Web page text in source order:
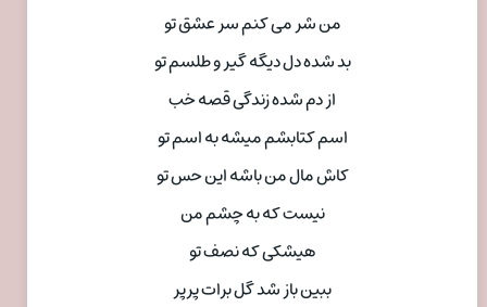
من شر می کنم سر عشق تو
بد شده دل دیگه گیر و طلسم تو
از دم شده زندگی قصه خب
اسم کتابشم میشه به اسم تو
کاش مال من باشه این حس تو
نیست که به چشم من
هیشکی که نصف تو
ببین باز شد گل برات پرپر